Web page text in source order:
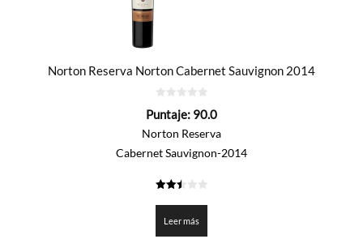
Norton Reserva Norton Cabernet Sauvignon 2014
de
Puntaje: 90.0
Norton Reserva
Cabernet Sauvignon-2014
de 5
Leer más